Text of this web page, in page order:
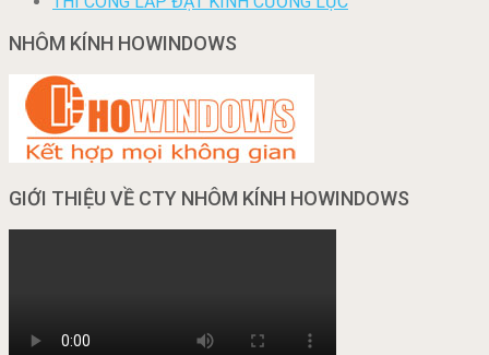
NHÔM KÍNH HOWINDOWS
GIỚI THIỆU VỀ CTY NHÔM KÍNH HOWINDOWS